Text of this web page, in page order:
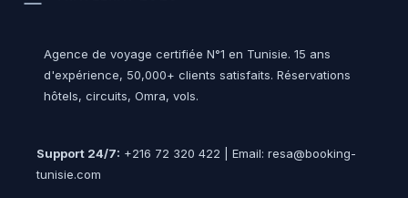
Agence de voyage certifiée N°1 en Tunisie. 15 ans
d'expérience, 50,000+ clients satisfaits. Réservations
hôtels, circuits, Omra, vols.
Support 24/7: +216 72 320 422 | Email: resa@booking-
tunisie.com